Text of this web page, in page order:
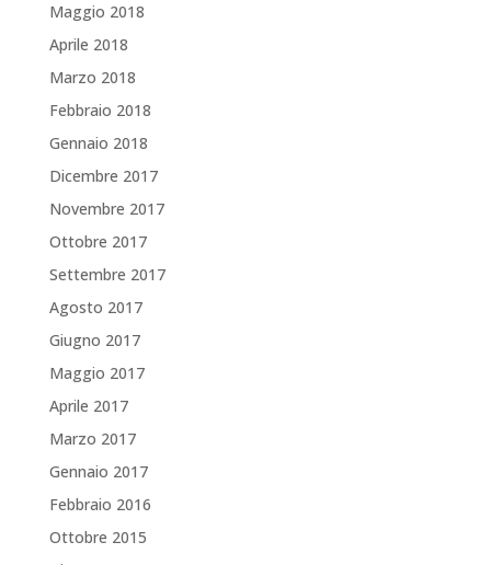
Maggio 2018
Aprile 2018
Marzo 2018
Febbraio 2018
Gennaio 2018
Dicembre 2017
Novembre 2017
Ottobre 2017
Settembre 2017
Agosto 2017
Giugno 2017
Maggio 2017
Aprile 2017
Marzo 2017
Gennaio 2017
Febbraio 2016
Ottobre 2015